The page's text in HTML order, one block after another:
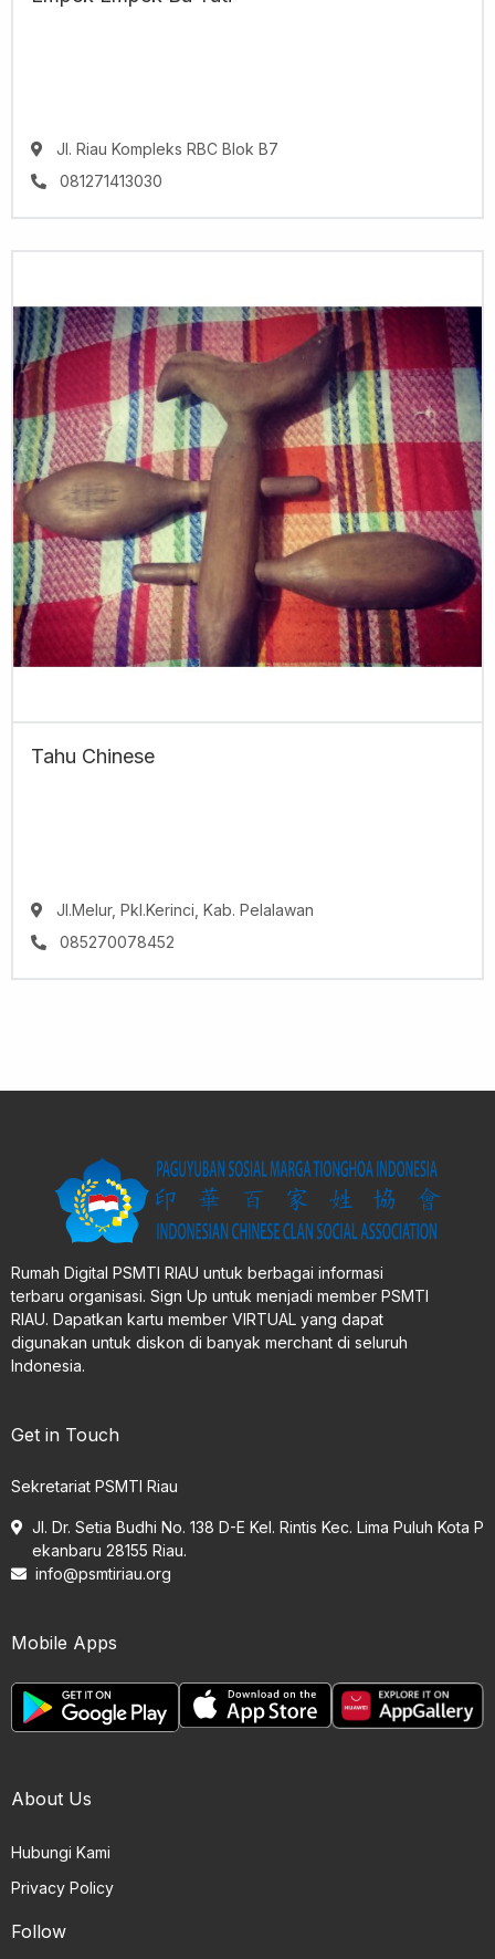
Jl. Riau Kompleks RBC Blok B7
081271413030
Tahu Chinese
Jl.Melur, Pkl.Kerinci, Kab. Pelalawan
085270078452
Rumah Digital PSMTI RIAU untuk berbagai informasi
terbaru organisasi. Sign Up untuk menjadi member PSMTI
RIAU. Dapatkan kartu member VIRTUAL yang dapat
digunakan untuk diskon di banyak merchant di seluruh
Indonesia.
Get in Touch
Sekretariat PSMTI Riau
Jl. Dr. Setia Budhi No. 138 D-E Kel. Rintis Kec. Lima Puluh Kota P
ekanbaru 28155 Riau.
info@psmtiriau.org
Mobile Apps
About Us
Hubungi Kami
Privacy Policy
Follow